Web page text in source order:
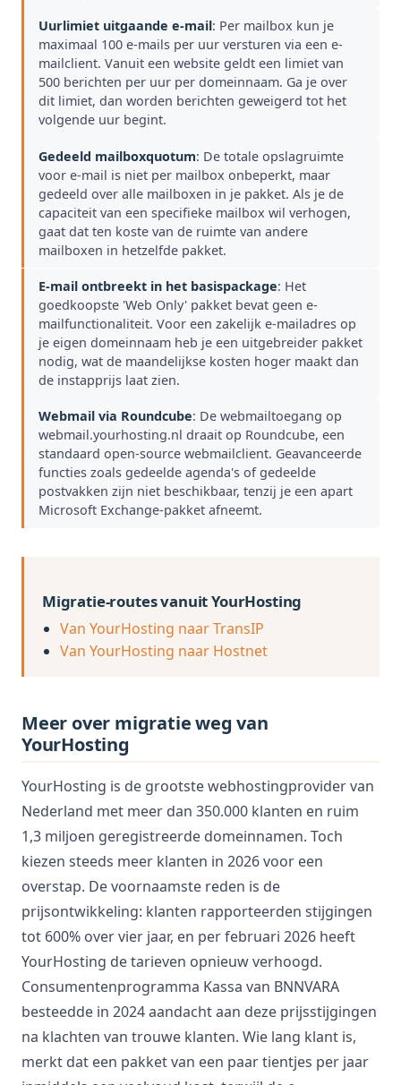
Uurlimiet uitgaande e-mail: Per mailbox kun je
maximaal 100 e-mails per uur versturen via een e-
mailclient. Vanuit een website geldt een limiet van
500 berichten per uur per domeinnaam. Ga je over
dit limiet, dan worden berichten geweigerd tot het
volgende uur begint.
Gedeeld mailboxquotum: De totale opslagruimte
voor e-mail is niet per mailbox onbeperkt, maar
gedeeld over alle mailboxen in je pakket. Als je de
capaciteit van een specifieke mailbox wil verhogen,
gaat dat ten koste van de ruimte van andere
mailboxen in hetzelfde pakket.
E-mail ontbreekt in het basispackage: Het
goedkoopste 'Web Only' pakket bevat geen e-
mailfunctionaliteit. Voor een zakelijk e-mailadres op
je eigen domeinnaam heb je een uitgebreider pakket
nodig, wat de maandelijkse kosten hoger maakt dan
de instapprijs laat zien.
Webmail via Roundcube: De webmailtoegang op
webmail.yourhosting.nl draait op Roundcube, een
standaard open-source webmailclient. Geavanceerde
functies zoals gedeelde agenda's of gedeelde
postvakken zijn niet beschikbaar, tenzij je een apart
Microsoft Exchange-pakket afneemt.
Migratie-routes vanuit YourHosting
Van YourHosting naar TransIP
Van YourHosting naar Hostnet
Meer over migratie weg van
YourHosting
YourHosting is de grootste webhostingprovider van
Nederland met meer dan 350.000 klanten en ruim
1,3 miljoen geregistreerde domeinnamen. Toch
kiezen steeds meer klanten in 2026 voor een
overstap. De voornaamste reden is de
prijsontwikkeling: klanten rapporteerden stijgingen
tot 600% over vier jaar, en per februari 2026 heeft
YourHosting de tarieven opnieuw verhoogd.
Consumentenprogramma Kassa van BNNVARA
besteedde in 2024 aandacht aan deze prijsstijgingen
na klachten van trouwe klanten. Wie lang klant is,
merkt dat een pakket van een paar tientjes per jaar